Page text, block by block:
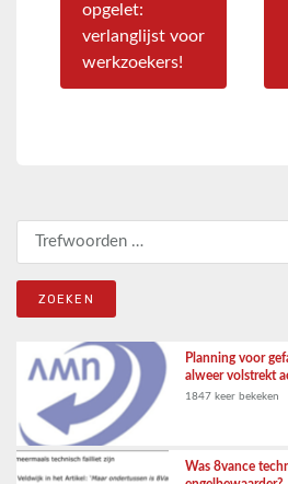
opgelet:
verlanglijst voor
werkzoekers!
Zoeken naar:
Planning voor
alweer volstrekt
1847 keer bekeken
Was 8vance